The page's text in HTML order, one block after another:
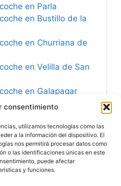
consentimiento
utilizamos tecnologías como las
a la información del dispositivo. El
nos permitirá procesar datos como
o las identificaciones únicas en este
puede afectar
y funciones.
en Parla
en Bustillo de la
en Churriana de
en Velilla de San
en Galapagar
en Alcalá de
en Griñón